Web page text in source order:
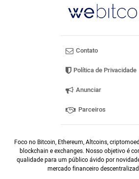
Contato
Política de Privacidade
Anunciar
Parceiros
Foco no Bitcoin, Ethereum, Altcoins,
blockchain e exchanges. Nosso objetivo é
qualidade para um público ávido por
mercado financeiro